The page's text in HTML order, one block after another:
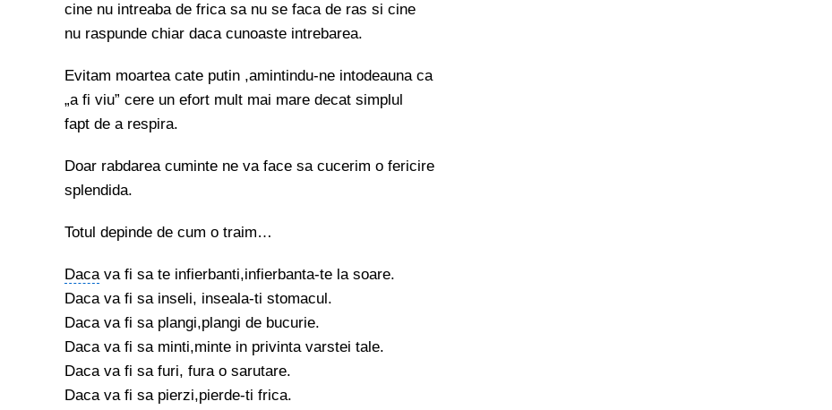
cine nu intreaba de frica sa nu se faca de ras si cine
nu raspunde chiar daca cunoaste intrebarea.
Evitam moartea cate putin ,amintindu-ne intodeauna ca
„a fi viu” cere un efort mult mai mare decat simplul
fapt de a respira.
Doar rabdarea cuminte ne va face sa cucerim o fericire
splendida.
Totul depinde de cum o traim…
Dacava fi sa te infierbanti,infierbanta-te la soare.
Daca va fi sa inseli, inseala-ti stomacul.
Daca va fi sa plangi,plangi de bucurie.
Daca va fi sa minti,minte in privinta varstei tale.
Daca va fi sa furi, fura o sarutare.
Daca va fi sa pierzi,pierde-ti frica.